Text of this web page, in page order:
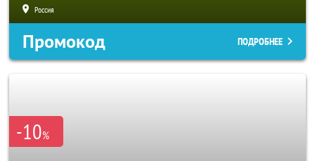
Россия
Промокод ПОДРОБНЕЕ
-10%